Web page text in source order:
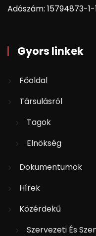
Adószám: 15794873-1-
Gyors linkek
Főoldal
Társulásról
Tagok
Elnökség
Dokumentumok
Hírek
Közérdekű
Szervezeti És